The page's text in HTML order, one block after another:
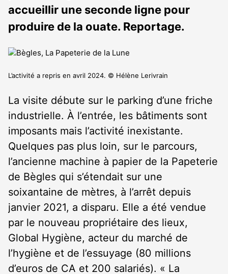
accueillir une seconde ligne pour
produire de la ouate. Reportage.
L’activité a repris en avril 2024. © Hélène Lerivrain
La visite débute sur le parking d’une friche
industrielle. À l’entrée, les bâtiments sont
imposants mais l’activité inexistante.
Quelques pas plus loin, sur le parcours,
l’ancienne machine à papier de la Papeterie
de Bègles qui s’étendait sur une
soixantaine de mètres, à l’arrêt depuis
janvier 2021, a disparu. Elle a été vendue
par le nouveau propriétaire des lieux,
Global Hygiène, acteur du marché de
l’hygiène et de l’essuyage (80 millions
d’euros de CA et 200 salariés). « La